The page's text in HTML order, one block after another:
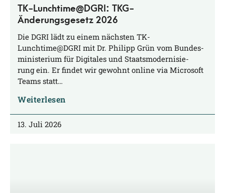
TK-Lunchtime@DGRI: TKG-
Änderungsgesetz 2026
Die DGRI lädt zu einem nächs­ten TK-
Lunchtime@DGRI mit Dr. Phil­ipp Grün vom Bun­des­
mi­nis­te­ri­um für Digi­ta­les und Staats­mo­der­ni­sie­
rung ein. Er fin­det wir gewohnt online via Micro­soft
Teams statt…
Weiterlesen
13. Juli 2026